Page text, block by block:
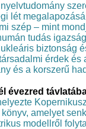
lét
szép – mint
tudás
biztonság
érdek és
és a korszerű
évezred
könyv, amelyet
modellről